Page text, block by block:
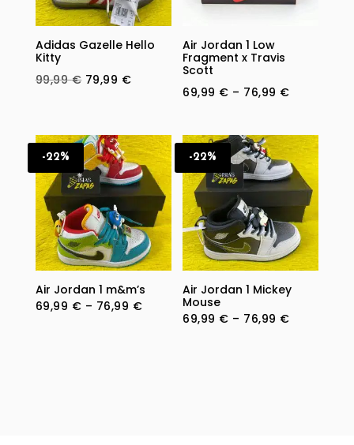
Adidas Gazelle Hello
Kitty
99,99€ Original
99,99 €.
79,99 €Current
79,99 €.
Air Jordan 1 Low
Fragment x Travis
Scott
69,99 € – 76,99 €Price
69,99 €
through
76,99 €
-22%
Air Jordan 1 m&m’s
69,99 € – 76,99 €Price
-22%
Air Jordan 1 Mickey
Mouse
69,99 € – 76,99 €Price